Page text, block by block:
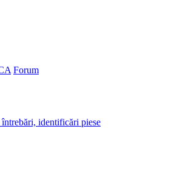
Forum
identificări piese